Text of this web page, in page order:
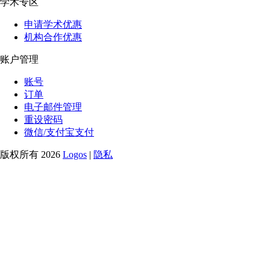
学术专区
申请学术优惠
机构合作优惠
账户管理
账号
订单
电子邮件管理
重设密码
微信/支付宝支付
版权所有 2026 Logos | 隐私